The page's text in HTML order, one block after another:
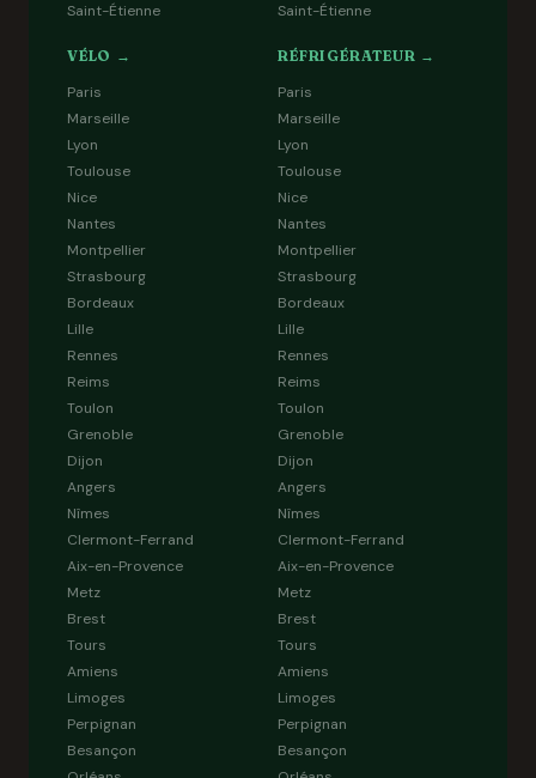
Saint-Étienne
Saint-Étienne
VÉLO →
Paris
Marseille
Lyon
Toulouse
Nice
Nantes
Montpellier
Strasbourg
Bordeaux
Lille
Rennes
Reims
Toulon
Grenoble
Dijon
Angers
Nîmes
Clermont-Ferrand
Aix-en-Provence
Metz
Brest
Tours
Amiens
Limoges
Perpignan
Besançon
RÉFRIGÉRATEUR →
Paris
Marseille
Lyon
Toulouse
Nice
Nantes
Montpellier
Strasbourg
Bordeaux
Lille
Rennes
Reims
Toulon
Grenoble
Dijon
Angers
Nîmes
Clermont-Ferrand
Aix-en-Provence
Metz
Brest
Tours
Amiens
Limoges
Perpignan
Besançon